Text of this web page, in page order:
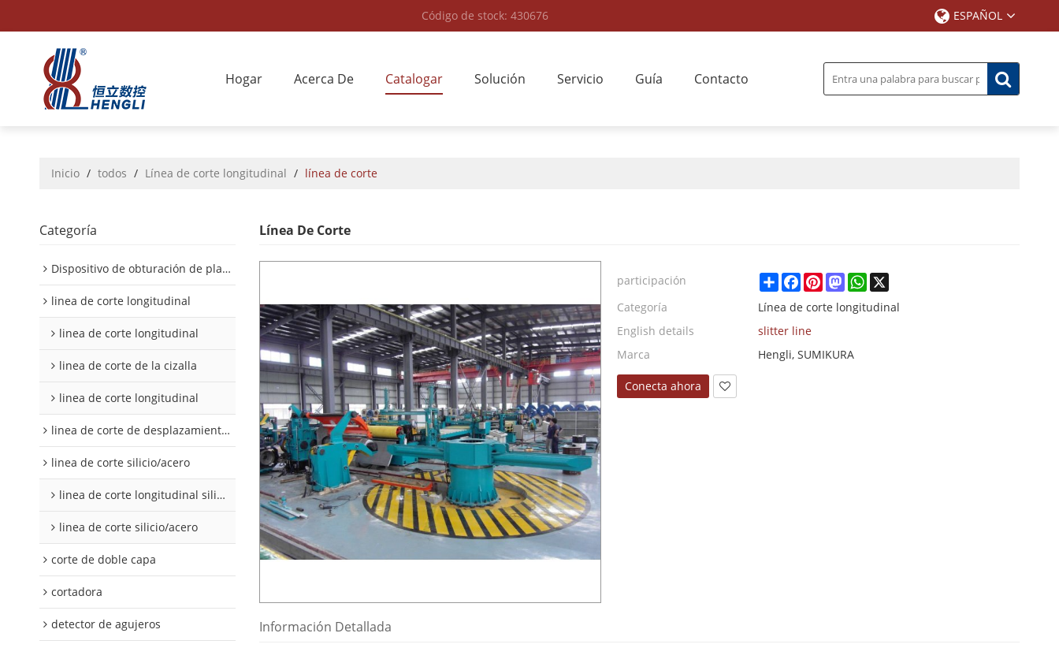
Código de stock: 430676 ESPAÑOL
Hogar Acerca De Catalogar Solución Servicio Guía Contacto
Inicio / todos / Línea de corte longitudinal / línea de corte
Categoría
Dispositivo de obturación de placa interior/exterior de automóvil
linea de corte longitudinal
linea de corte longitudinal
linea de corte de la cizalla
linea de corte longitudinal
linea de corte de desplazamiento de hojalata y aluminio
linea de corte silicio/acero
linea de corte longitudinal silicio acero
linea de corte silicio/acero
corte de doble capa
cortadora
detector de agujeros
Línea De Corte
participación ShareFacebook
PinterestMastodonWhatsApp
X
Categoría
Línea de corte longitudinal
English details
slitter line
Marca
Hengli, SUMIKURA
Conecta ahora
Información Detallada